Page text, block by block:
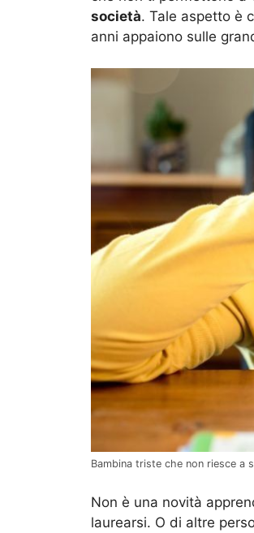
società. Tale aspetto è
anni appaiono sulle
Bambina triste che non riesce a
Non è una novità
laurearsi. O di altre